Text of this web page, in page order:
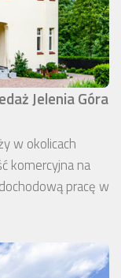
Jelenia Góra
w okolicach
komercyjna na
pracę w